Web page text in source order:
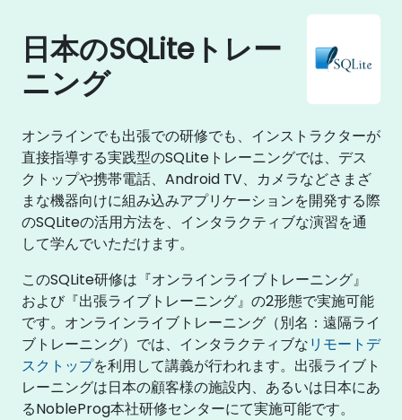
日本のSQLiteトレー
ニング
オンラインでも出張での研修でも、インストラクターが
直接指導する実践型のSQLiteトレーニングでは、デス
クトップや携帯電話、Android TV、カメラなどさまざ
まな機器向けに組み込みアプリケーションを開発する際
のSQLiteの活用方法を、インタラクティブな演習を通
して学んでいただけます。
このSQLite研修は『オンラインライブトレーニング』
および『出張ライブトレーニング』の2形態で実施可能
です。オンラインライブトレーニング（別名：遠隔ライ
ブトレーニング）では、インタラクティブなリモートデ
スクトップを利用して講義が行われます。出張ライブト
レーニングは日本の顧客様の施設内、あるいは日本にあ
るNobleProg本社研修センターにて実施可能です。